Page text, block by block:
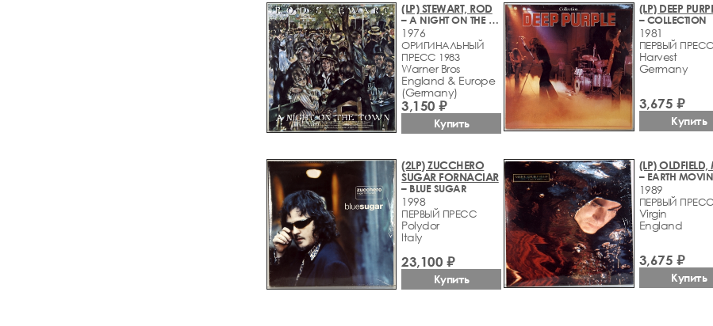
(LP) STEWART, ROD
– A NIGHT ON THE TOWN
1976
ОРИГИНАЛЬНЫЙ
ПРЕСС 1983
Warner Bros
England & Europe
(Germany)
3,150 ₽
Купить
(LP) DEEP
– COLLECTION
1981
ПЕРВЫЙ ПРЕСС
Harvest
Germany
3,675 ₽
Купить
(2LP) ZUCCHERO
SUGAR FORNACIAR
– BLUE SUGAR
1998
ПЕРВЫЙ ПРЕСС
Polydor
Italy
23,100 ₽
Купить
(LP) OLDFIELD,
– EARTH
1989
ПЕРВЫЙ ПРЕСС
Virgin
England
3,675 ₽
Купить